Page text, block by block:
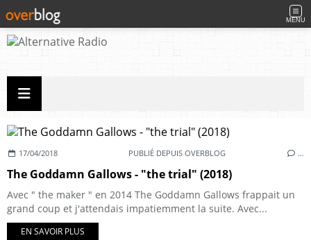
MENU
17/04/2018 PUBLIÉ DEPUIS OVERBLOG …
The Goddamn Gallows - "the trial" (2018)
Avec " the maker " en 2014 The Goddamn Gallows frappait un
grand coup et j'attendais impatiemment la suite. Avec...
EN SAVOIR PLUS